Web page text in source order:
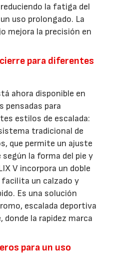
la fatiga del
uso prolongado. La
mejora la precisión en
para diferentes
ahora disponible en
pensadas para
estilos de escalada:
tradicional de
que permite un ajuste
la forma del pie y
V incorpora un doble
facilita un calzado y
Es una solución
escalada deportiva
donde la rapidez marca
para un uso